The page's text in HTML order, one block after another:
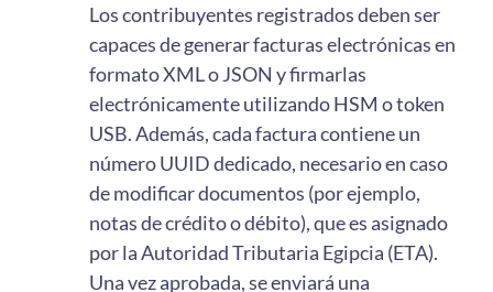
Los contribuyentes registrados deben ser
capaces de generar facturas electrónicas en
formato XML o JSON y firmarlas
electrónicamente utilizando HSM o token
USB. Además, cada factura contiene un
número UUID dedicado, necesario en caso
de modificar documentos (por ejemplo,
notas de crédito o débito), que es asignado
por la Autoridad Tributaria Egipcia (ETA).
Una vez aprobada, se enviará una